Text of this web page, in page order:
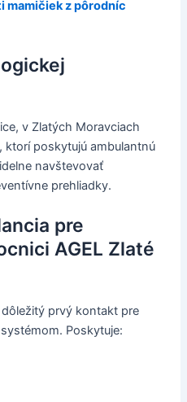
mamičiek z pôrodníc
v Zlatých Moravciach
ktorí poskytujú ambulantnú
navštevovať
prehliadky.
pre
AGEL Zlaté
prvý kontakt pre
Poskytuje: